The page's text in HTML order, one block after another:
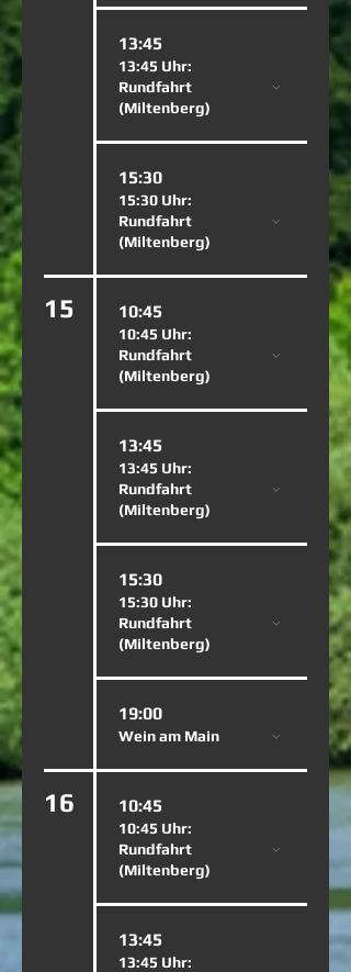
13:45
13:45 Uhr:
Rundfahrt
(Miltenberg)
15:30
15:30 Uhr:
Rundfahrt
(Miltenberg)
15 10:45
10:45 Uhr:
Rundfahrt
(Miltenberg)
13:45
13:45 Uhr:
Rundfahrt
(Miltenberg)
15:30
15:30 Uhr:
Rundfahrt
(Miltenberg)
19:00
Wein am Main
16 10:45
10:45 Uhr:
Rundfahrt
(Miltenberg)
13:45
13:45 Uhr: